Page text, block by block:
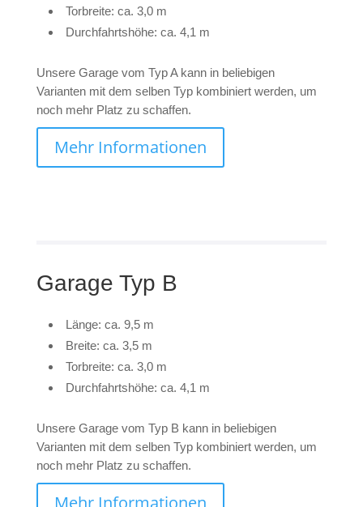
Torbreite: ca. 3,0 m
Durchfahrtshöhe: ca. 4,1 m
Unsere Garage vom Typ A kann in beliebigen
Varianten mit dem selben Typ kombiniert werden, um
noch mehr Platz zu schaffen.
Mehr Informationen
Garage Typ B
Länge: ca. 9,5 m
Breite: ca. 3,5 m
Torbreite: ca. 3,0 m
Durchfahrtshöhe: ca. 4,1 m
Unsere Garage vom Typ B kann in beliebigen
Varianten mit dem selben Typ kombiniert werden, um
noch mehr Platz zu schaffen.
Mehr Informationen